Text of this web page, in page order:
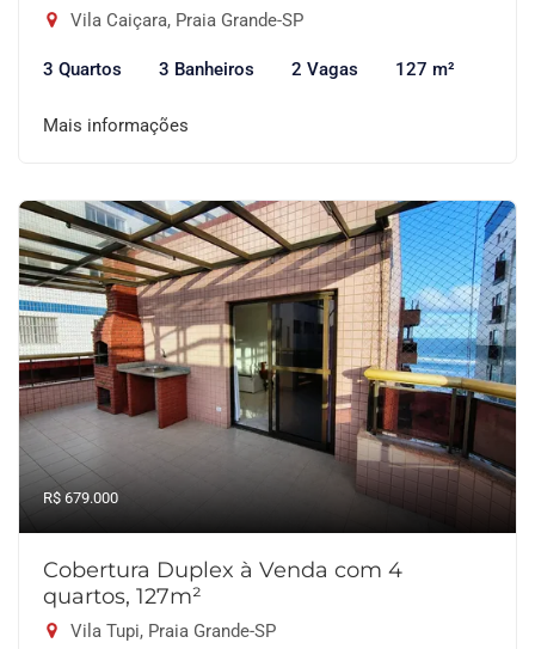
Vila Caiçara, Praia Grande-SP
3 Quartos 3 Banheiros 2 Vagas 127 m²
Mais informações
R$ 679.000
Cobertura Duplex à Venda com 4
quartos, 127m²
Vila Tupi, Praia Grande-SP